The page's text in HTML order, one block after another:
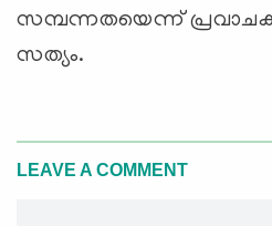
സമ്പന്നതയെന്ന്
സത്യം.
LEAVE A COMMENT